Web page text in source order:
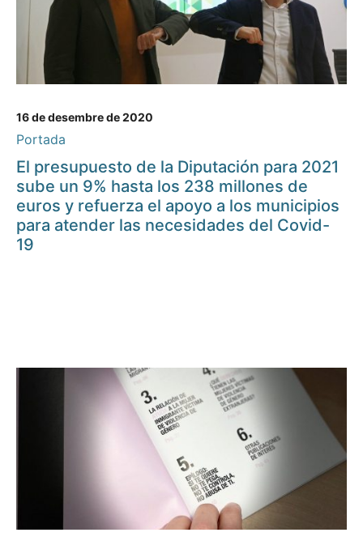
16 de desembre de 2020
Portada
El presupuesto de la Diputación para 2021
sube un 9% hasta los 238 millones de
euros y refuerza el apoyo a los municipios
para atender las necesidades del Covid-
19